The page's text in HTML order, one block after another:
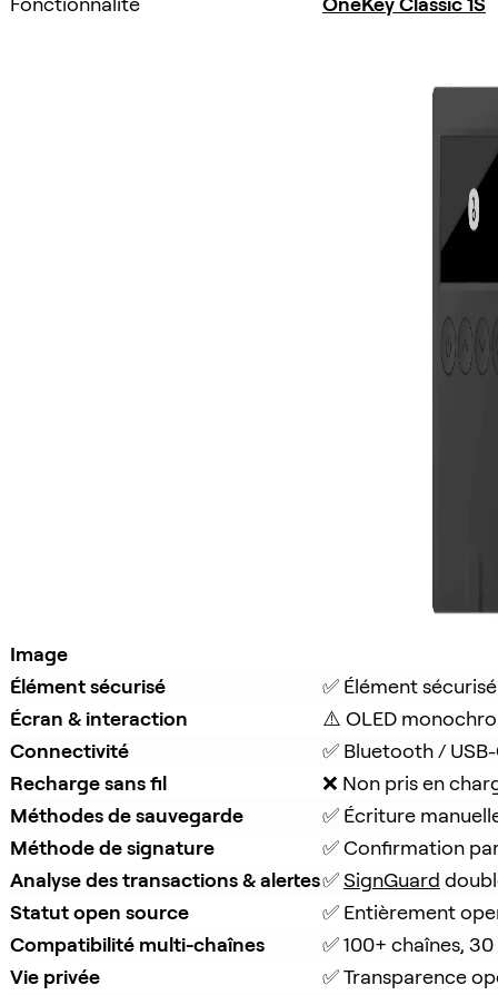
Image
Élément sécurisé
✅ Élément
Écran & interaction
⚠️ OLED
Connectivité
✅ Bluetooth /
Recharge sans fil
❌ Non pris en
Méthodes de sauvegarde
✅ Écriture
Méthode de signature
✅ Confirmation
Analyse des transactions & alertes✅ SignGuard
Statut open source
✅ Entièrement
Compatibilité multi-chaînes
✅ 100+ chaînes,
Vie privée
✅ Transparence